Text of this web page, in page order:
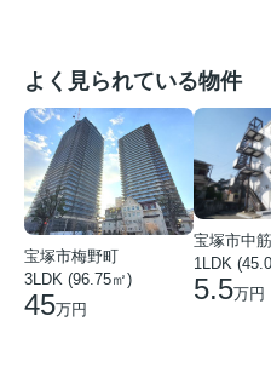
よく見られている物件
宝塚市梅野町
3LDK (96.75㎡)
45万円
宝塚市中
1LDK
5.5万円